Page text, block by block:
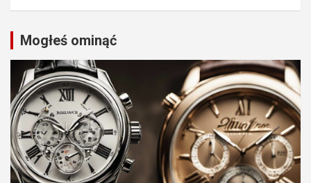
Mogłeś ominąć